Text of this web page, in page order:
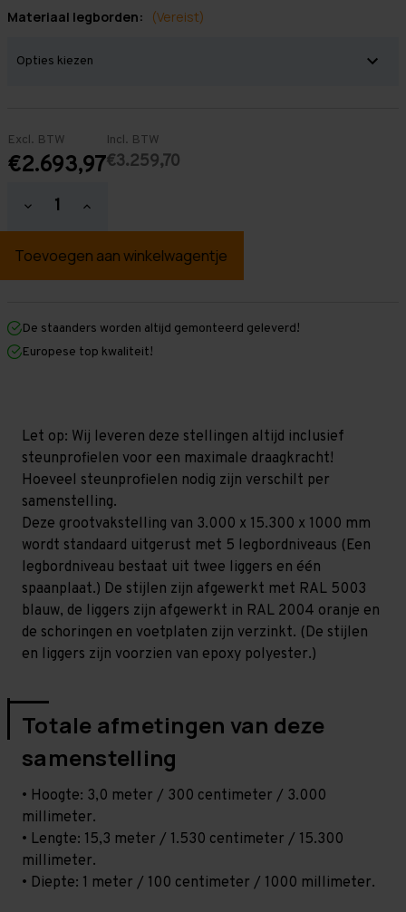
Materiaal legborden: (Vereist)
Excl. BTW
€2.693,97
Incl. BTW
€3.259,70
Hoeveelheid
verlagen
Grootvakstelling
mm
mm
x
1.000
niveaus
GALVA
Hoeveelheid
verhogen
Grootvakstelling
mm
mm
1.000
niveaus
GALVA
De staanders worden altijd gemonteerd geleverd!
Europese top kwaliteit!
Let op: Wij leveren deze stellingen altijd inclusief
steunprofielen voor een maximale draagkracht!
Hoeveel steunprofielen nodig zijn verschilt per
samenstelling.
Deze grootvakstelling van 3.000 x 15.300 x 1000 mm
wordt standaard uitgerust met 5 legbordniveaus (Een
legbordniveau bestaat uit twee liggers en één
spaanplaat.) De stijlen zijn afgewerkt met RAL 5003
blauw, de liggers zijn afgewerkt in RAL 2004 oranje en
de schoringen en voetplaten zijn verzinkt. (De stijlen
en liggers zijn voorzien van epoxy polyester.)
Totale afmetingen van deze
samenstelling
• Hoogte: 3,0 meter / 300 centimeter / 3.000
millimeter.
• Lengte: 15,3 meter / 1.530 centimeter / 15.300
millimeter.
• Diepte: 1 meter / 100 centimeter / 1000 millimeter.